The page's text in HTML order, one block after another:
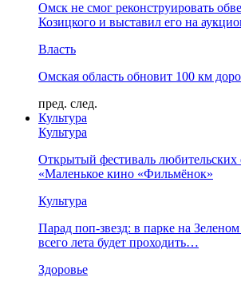
Омск не смог реконструировать
Козицкого и выставил его на
Власть
Омская область обновит 100 км
пред. след.
Культура
Культура
Открытый фестиваль любительских
«Маленькое кино «Фильмёнок»
Культура
Парад поп-звезд: в парке на
всего лета будет проходить…
Здоровье